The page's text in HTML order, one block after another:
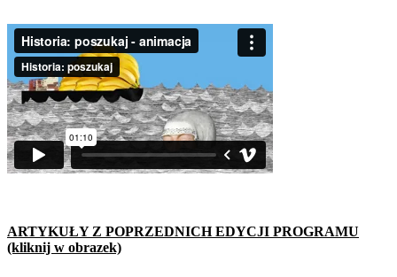
ARTYKUŁY Z POPRZEDNICH EDYCJI PROGRAMU
(kliknij w obrazek)